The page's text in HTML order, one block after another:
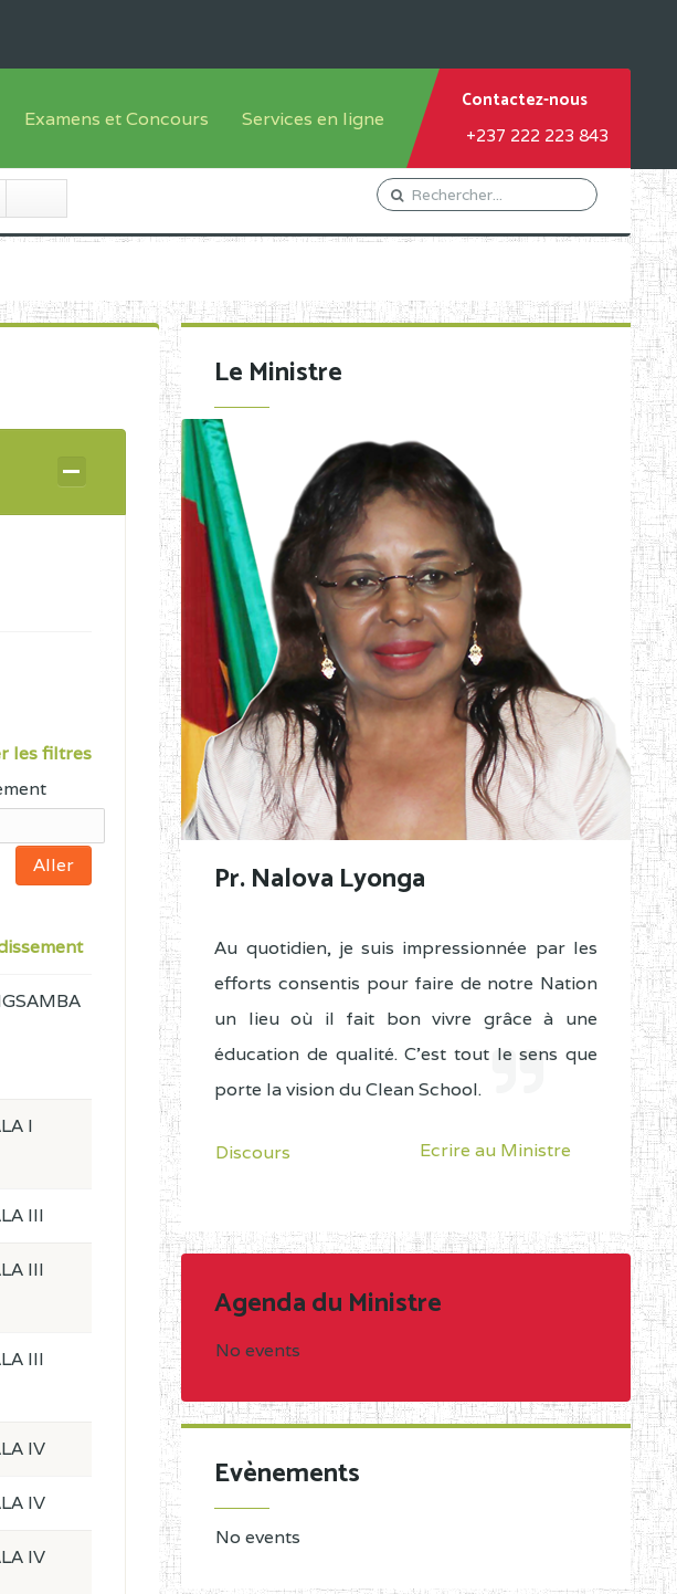
Sous système francophone
Examens et Concours
Inscriptions
Liste des candidats
Diplômes disponibles
Services en ligne
Orientation Conseil
Gestion du Personnel
Demande de subvention
Contactez-nous
+237 222 223 843
les filtres
I
III
III
III
IV
IV
IV
Le Ministre
Pr. Nalova Lyonga
Au quotidien, je suis impressionnée par les
efforts consentis pour faire de notre Nation
un lieu où il fait bon vivre grâce à une
éducation de qualité. C'est tout le sens que
porte la vision du Clean School.
Discours Ecrire au Ministre
Agenda du Ministre
No events
Evènements
No events